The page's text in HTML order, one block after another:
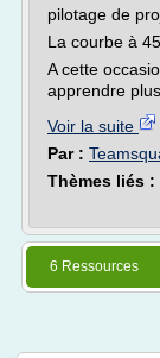
pilotage de
La courbe à
A cette
apprendre
Voir la suite
Par :
Thèmes liés :
6 Ressources